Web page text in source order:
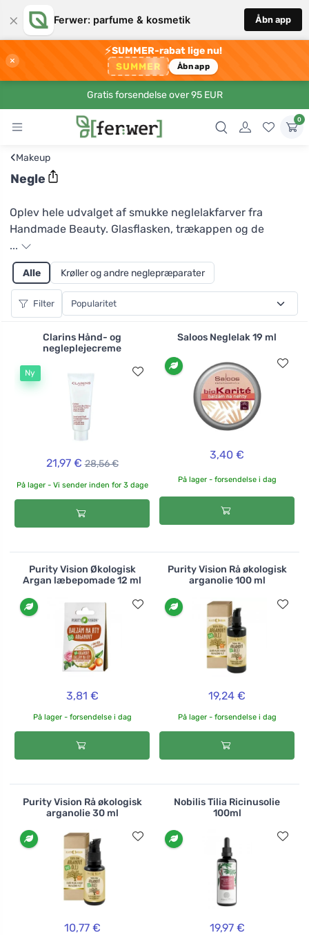
× Ferwer: parfume & kosmetik Åbn app
×
⚡SUMMER-rabat lige nu!
SUMMER Åbn app
Gratis forsendelse over 95 EUR
0
‹Makeup
Negle
Oplev hele udvalget af smukke neglelakfarver fra
Handmade Beauty. Glasflasken, trækappen og de
glamourøse farver vil ikke lade dig sove, du er bare nødt
til at prøve dem. Neglelakkerne er fri for farlige stoffer
som f.eks. toluen, formaldehyd, parabener og syntetisk
kamfer, som findes i konventionelle neglelakker. Ikke
desto mindre har de en fremragende dækkeeffekt og er
også en neglebåndsfjerner eller en top coat, der
fremskynder tørringen og beskytter farven mod
afskalning.
...
Alle Krøller og andre neglepræparater
Filter
Clarins Hånd- og
negleplejecreme
Ny
21,97 € 28,56 €
På lager - Vi sender inden for 3 dage
Saloos Neglelak 19 ml
3,40 €
På lager - forsendelse i dag
Purity Vision Økologisk
Argan læbepomade 12 ml
3,81 €
På lager - forsendelse i dag
Purity Vision Rå økologisk
arganolie 100 ml
19,24 €
På lager - forsendelse i dag
Purity Vision Rå økologisk
arganolie 30 ml
10,77 €
Nobilis Tilia Ricinusolie
100ml
19,97 €